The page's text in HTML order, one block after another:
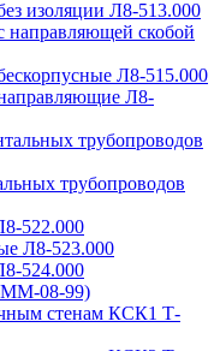
изоляции Л8-513.000
направляющей скобой
Л8-515.000
Л8-
трубопроводов
трубопроводов
522.000
Л8-523.000
524.000
08-99)
стенам КСК1 Т-